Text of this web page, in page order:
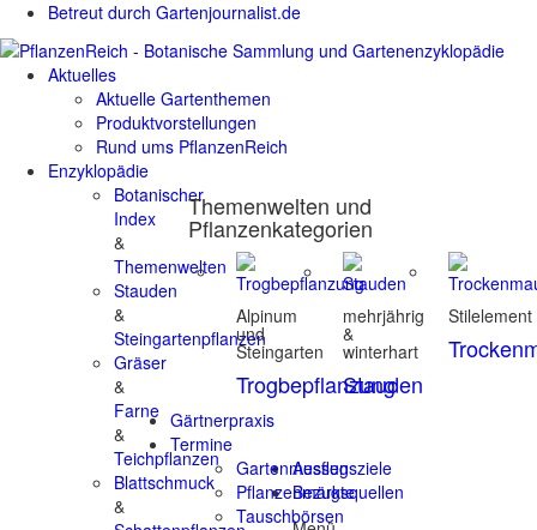
Betreut durch Gartenjournalist.de
Aktuelles
Aktuelle Gartenthemen
Produktvorstellungen
Rund ums PflanzenReich
Enzyklopädie
Botanischer
Index
&
Themenwelten
Stauden
&
Steingartenpflanzen
Gräser
&
Farne
&
Teichpflanzen
Blattschmuck
&
Themenwelten und
Pflanzenkategorien
Alpinum
und
Steingarten
Trogbepflanzung
mehrjährig
&
winterhart
Stauden
Stilelement
Gärtnerpraxis
Termine
Gartenmessen
Pflanzenmärkte
Tauschbörsen
Ausflugsziele
Bezugsquellen